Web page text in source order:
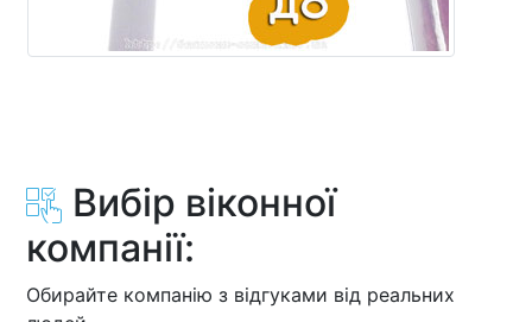
Вибір віконної
компанії:
Обирайте компанію з відгуками від реальних